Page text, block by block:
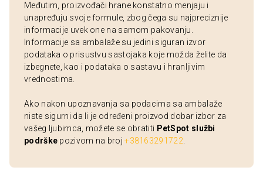
Međutim, proizvođači hrane konstatno menjaju i
unapređuju svoje formule, zbog čega su najpreciznije
informacije uvek one na samom pakovanju.
Informacije sa ambalaže su jedini siguran izvor
podataka o prisustvu sastojaka koje možda želite da
izbegnete, kao i podataka o sastavu i hranljivim
vrednostima.
Ako nakon upoznavanja sa podacima sa ambalaže
niste sigurni da li je određeni proizvod dobar izbor za
vašeg ljubimca, možete se obratiti PetSpot službi
podrške pozivom na broj+38163291722